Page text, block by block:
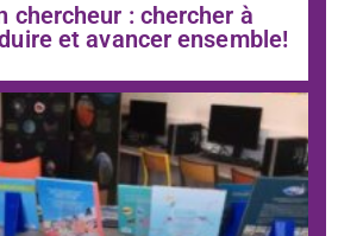
chercheur : chercher à
et avancer ensemble!